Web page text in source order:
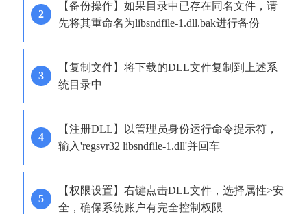
【备份操作】如果目录中已存在同名文件，请
先将其重命名为libsndfile-1.dll.bak进行备份
【复制文件】将下载的DLL文件复制到上述系
统目录中
【注册DLL】以管理员身份运行命令提示符，
输入'regsvr32 libsndfile-1.dll'并回车
【权限设置】右键点击DLL文件，选择属性>安
全，确保系统账户有完全控制权限